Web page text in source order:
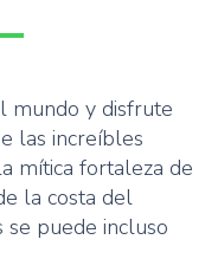
mundo y disfrute
las increíbles
mítica fortaleza de
la costa del
se puede incluso